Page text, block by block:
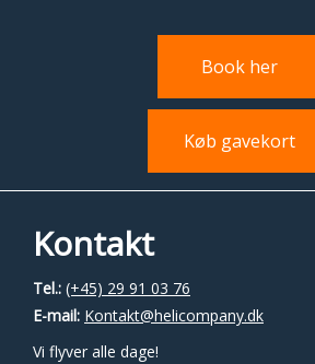
Book her
Køb gavekort
Kontakt
Tel.: (+45) 29 91 03 76
E-mail: Kontakt@helicompany.dk
Vi flyver alle dage!